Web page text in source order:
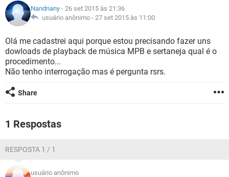
GUIA DE COMPRAS
INSTAGRAM GMAIL
GUIA DE COMPRAS
CELULAR
OUTLOOK EXCEL
INSTAGRAM
GUIA DE COMPRAS
JOGOS WHATSAPP
CELULAR
OUTLOOK EXCEL
INSTAGRAM
GLOSSÁRIO
JOGOS WHATSAPP
CELULAR FACEBOOK
OUTLOOK EXCEL
INSTAGRAM
Nandnany - 26 set 2015 às 21:36
usuário anônimo - 27 set 2015 às 11:00
Olá me cadastrei aqui porque estou precisando fazer uns
dowloads de playback de música MPB e sertaneja qual é o
procedimento...
Não tenho interrogação mas é pergunta rsrs.
Share
1 Respostas
RESPOSTA 1 / 1
usuário anônimo